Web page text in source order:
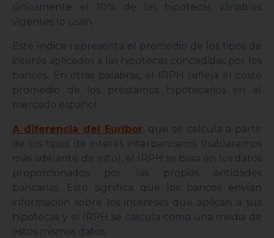
únicamente el 10% de las hipotecas variables
vigentes lo usan.
Este índice representa el promedio de los tipos de
interés aplicados a las hipotecas concedidas por los
bancos. En otras palabras, el IRPH refleja el coste
promedio de los préstamos hipotecarios en el
mercado español.
A diferencia del Euríbor, que se calcula a partir
de los tipos de interés interbancarios (hablaremos
más adelante de esto), el IRPH se basa en los datos
proporcionados por las propias entidades
bancarias. Esto significa que los bancos envían
información sobre los intereses que aplican a sus
hipotecas y el IRPH se calcula como una media de
estos mismos datos.